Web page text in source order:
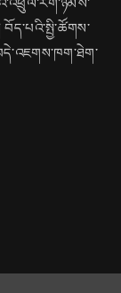
བོད་པའི་སྤྱི་ཚོགས་